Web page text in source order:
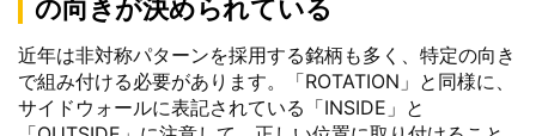
の向きが決められている
近年は非対称パターンを採用する銘柄も多く、特定の向き
で組み付ける必要があります。「ROTATION」と同様に、
サイドウォールに表記されている「INSIDE」と